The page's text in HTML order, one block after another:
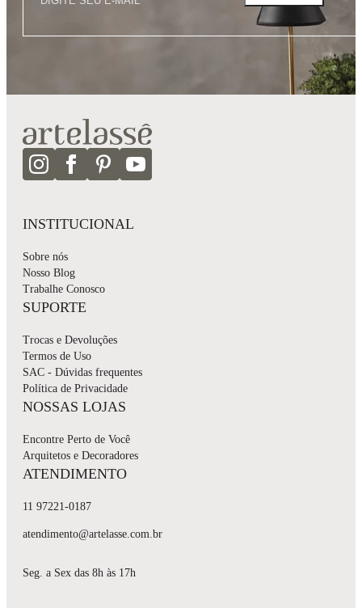
INSTITUCIONAL
Sobre nós
Nosso Blog
Trabalhe Conosco
SUPORTE
Trocas e Devoluções
Termos de Uso
SAC - Dúvidas frequentes
Política de Privacidade
NOSSAS LOJAS
Encontre Perto de Você
Arquitetos e Decoradores
ATENDIMENTO
11 97221-0187
atendimento@artelasse.com.br
Seg. a Sex das 8h às 17h